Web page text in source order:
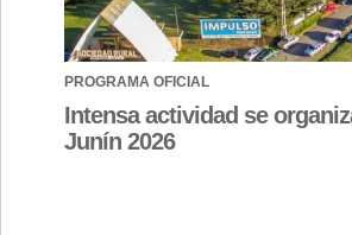
PROGRAMA OFICIAL
Intensa actividad se
Junín 2026